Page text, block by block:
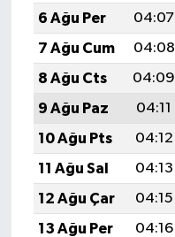
6 Ağu Per
04:07
7 Ağu Cum
04:08
8 Ağu Cts
04:09
9 Ağu Paz
04:11
10 Ağu Pts
04:12
11 Ağu Sal
04:13
12 Ağu Çar
04:15
13 Ağu Per
04:16